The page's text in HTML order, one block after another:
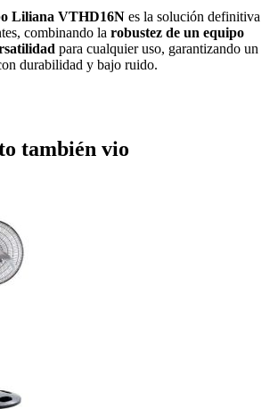
Liliana VTHD16N es la solución definitiva
combinando la robustez de un equipo
para cualquier uso, garantizando un
durabilidad y bajo ruido.
también vio